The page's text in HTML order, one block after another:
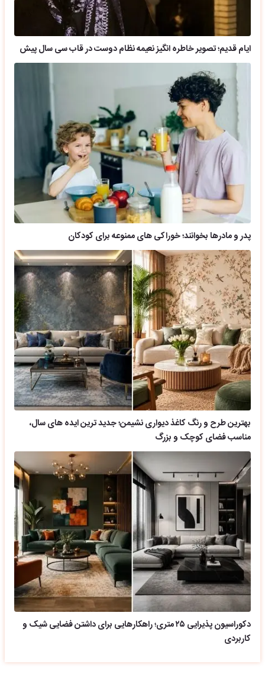
ایام قدیم؛ تصویر خاطره انگیز نعیمه نظام دوست در قاب سی سال پیش
پدر و مادرها بخوانند؛ خوراکی های ممنوعه برای کودکان
بهترین طرح و رنگ کاغذ دیواری نشیمن؛ جدید ترین ایده های سال،
مناسب فضای کوچک و بزرگ
دکوراسیون پذیرایی ۲۵ متری؛ راهکارهایی برای داشتن فضایی شیک و
کاربردی